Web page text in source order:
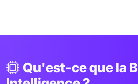
Qu'est-ce que la